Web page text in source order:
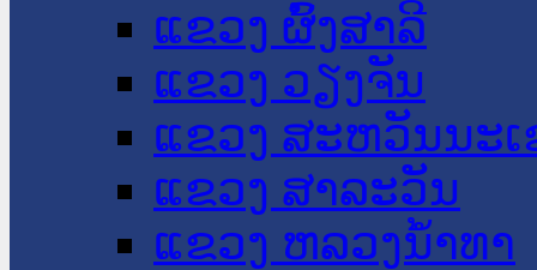
ແຂວງ ຜົ້ງສາລີ
ແຂວງ ວຽງຈັນ
ແຂວງ ສະຫວັນນະ
ແຂວງ ສາລະວັນ
ແຂວງ ຫລວງນໍ້າທາ